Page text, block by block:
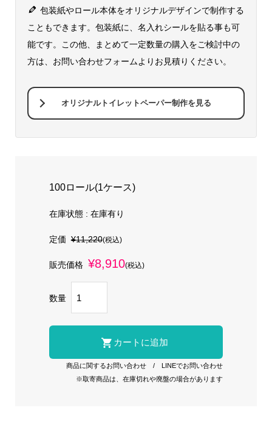
包装紙やロール本体をオリジナルデザインで制作する
こともできます。包装紙に、名入れシールを貼る事も可
能です。この他、まとめて一定数量の購入をご検討中の
方は、お問い合わせフォームよりお見積りください。
オリジナルトイレットペーパー制作を見る
100ロール(1ケース)
在庫状態 : 在庫有り
定価¥11,220(税込)
販売価格 ¥8,910(税込)
数量
商品に関するお問い合わせ /LINEでお問い合わせ
※取寄商品は、在庫切れや廃盤の場合があります